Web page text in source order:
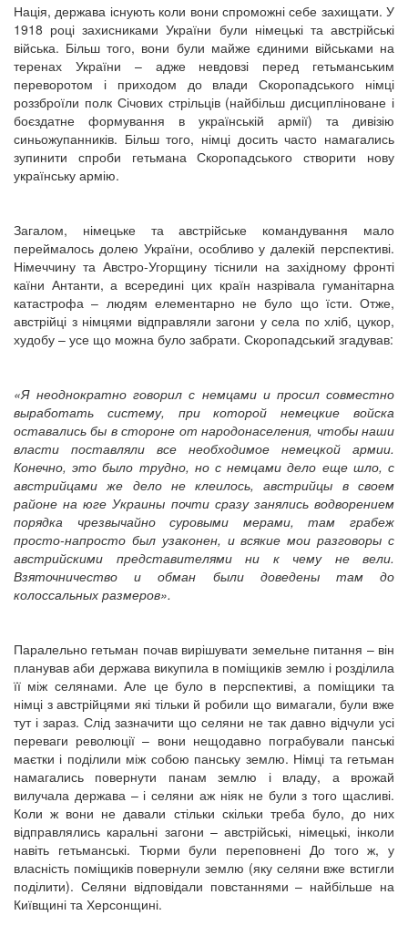
Нація, держава існують коли вони спроможні себе захищати. У
1918 році захисниками України були німецькі та австрійські
війська. Більш того, вони були майже єдиними військами на
теренах України – адже невдовзі перед гетьманським
переворотом і приходом до влади Скоропадського німці
роззброїли полк Січових стрільців (найбільш дисципліноване і
боєздатне формування в українській армії) та дивізію
синьожупанників. Більш того, німці досить часто намагались
зупинити спроби гетьмана Скоропадського створити нову
українську армію.
Загалом, німецьке та австрійське командування мало
переймалось долею України, особливо у далекій перспективі.
Німеччину та Австро-Угорщину тіснили на західному фронті
каїни Антанти, а всередині цих країн назрівала гуманітарна
катастрофа – людям елементарно не було що їсти. Отже,
австрійці з німцями відправляли загони у села по хліб, цукор,
худобу – усе що можна було забрати. Скоропадський згадував:
«Я неоднократно говорил с немцами и просил совместно
выработать систему, при которой немецкие войска
оставались бы в стороне от народонаселения, чтобы наши
власти поставляли все необходимое немецкой армии.
Конечно, это было трудно, но с немцами дело еще шло, с
австрийцами же дело не клеилось, австрийцы в своем
районе на юге Украины почти сразу занялись водворением
порядка чрезвычайно суровыми мерами,
там грабеж
просто-напросто был узаконен, и всякие мои разговоры с
австрийскими представителями ни к чему не вели.
Взяточничество и обман были доведены там до
колоссальных размеров».
Паралельно гетьман почав вирішувати земельне питання – він
планував аби держава викупила в поміщиків землю і розділила
її між селянами. Але це було в перспективі, а поміщики та
німці з австрійцями які тільки й робили що вимагали, були вже
тут і зараз. Слід зазначити що селяни не так давно відчули усі
переваги революції – вони нещодавно пограбували панські
маєтки і поділили між собою панську землю. Німці та гетьман
намагались повернути панам землю і владу, а врожай
вилучала держава – і селяни аж ніяк не були з того щасливі.
Коли ж вони не давали стільки скільки треба було, до них
відправлялись каральні загони – австрійські, німецькі, інколи
навіть гетьманські. Тюрми були переповнені До того ж, у
власність поміщиків повернули землю (яку селяни вже встигли
поділити). Селяни відповідали повстаннями – найбільше на
Київщині та Херсонщині.